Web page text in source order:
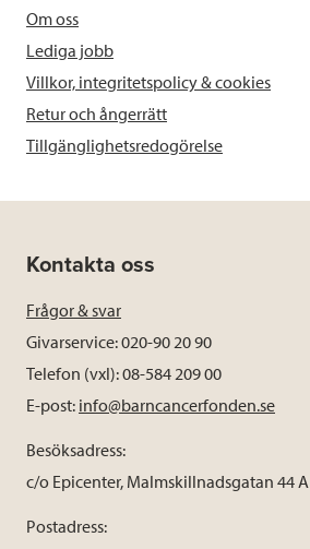
Om oss
Lediga jobb
Villkor, integritetspolicy & cookies
Retur och ångerrätt
Tillgänglighetsredogörelse
Kontakta oss
Frågor & svar
Givarservice: 020-90 20 90
Telefon (vxl): 08-584 209 00
E-post: info@barncancerfonden.se
Besöksadress:
c/o Epicenter, Malmskillnadsgatan 44 A
Postadress: